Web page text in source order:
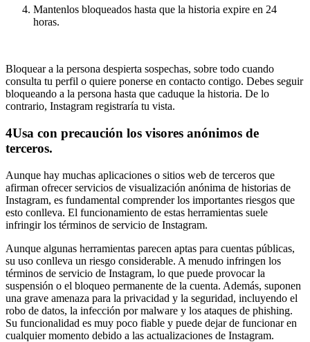
Mantenlos bloqueados hasta que la historia expire en 24
horas.
Bloquear a la persona despierta sospechas, sobre todo cuando
consulta tu perfil o quiere ponerse en contacto contigo. Debes seguir
bloqueando a la persona hasta que caduque la historia. De lo
contrario, Instagram registraría tu vista.
4Usa con precaución los visores anónimos de
terceros.
Aunque hay muchas aplicaciones o sitios web de terceros que
afirman ofrecer servicios de visualización anónima de historias de
Instagram, es fundamental comprender los importantes riesgos que
esto conlleva. El funcionamiento de estas herramientas suele
infringir los términos de servicio de Instagram.
Aunque algunas herramientas parecen aptas para cuentas públicas,
su uso conlleva un riesgo considerable. A menudo infringen los
términos de servicio de Instagram, lo que puede provocar la
suspensión o el bloqueo permanente de la cuenta. Además, suponen
una grave amenaza para la privacidad y la seguridad, incluyendo el
robo de datos, la infección por malware y los ataques de phishing.
Su funcionalidad es muy poco fiable y puede dejar de funcionar en
cualquier momento debido a las actualizaciones de Instagram.